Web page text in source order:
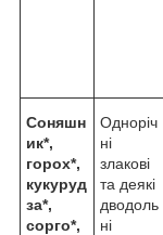
Соняшн
ик*,
горох*,
кукуруд
за*,
сорго*,
Одноріч
ні
злакові
та деякі
дводоль
ні